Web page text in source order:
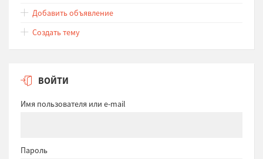
Добавить объявление
Создать тему
ВОЙТИ
Имя пользователя или e-mail
Пароль